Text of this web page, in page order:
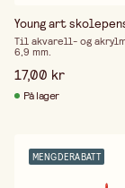
Young art
Til akvarell- og
6,9 mm.
17,00 kr
På lager
MENGDERABATT